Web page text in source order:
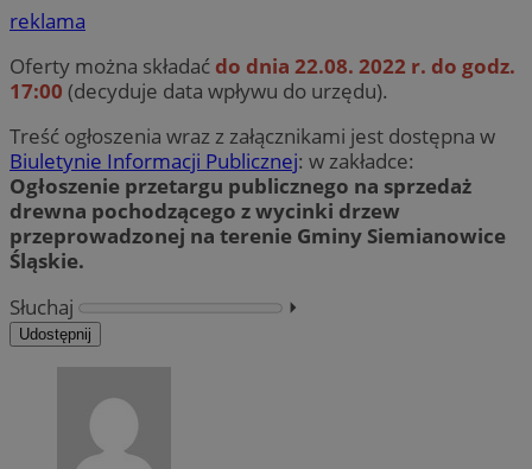
reklama
Oferty można składać do dnia 22.08. 2022 r. do godz.
17:00 (decyduje data wpływu do urzędu).
Treść ogłoszenia wraz z załącznikami jest dostępna w
Biuletynie Informacji Publicznej: w zakładce:
Ogłoszenie przetargu publicznego na sprzedaż
drewna pochodzącego z wycinki drzew
przeprowadzonej na terenie Gminy Siemianowice
Śląskie.
Słuchaj
⏵︎
Udostępnij